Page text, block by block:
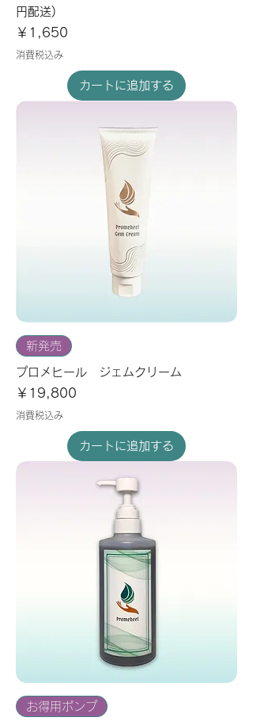
円配送)
価格
￥1,650
消費税込み
カートに追加する
新発売
プロメヒール ジェムクリーム
価格
￥19,800
消費税込み
カートに追加する
お得用ポンプ